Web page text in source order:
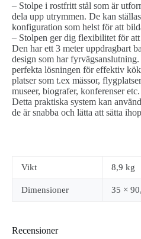
– Stolpe i rostfritt stål som är
dela upp utrymmen. De kan
konfiguration som helst för att
– Stolpen ger dig flexibilitet för
Den har ett 3 meter uppdragbart
design som har fyrvägsanslutning.
perfekta lösningen för effektiv
platser som t.ex mässor,
museer, biografer, konferenser etc.
Detta praktiska system kan
de är snabba och lätta att sätta
Vikt 8,9 kg
Dimensioner 35 ×
Recensioner